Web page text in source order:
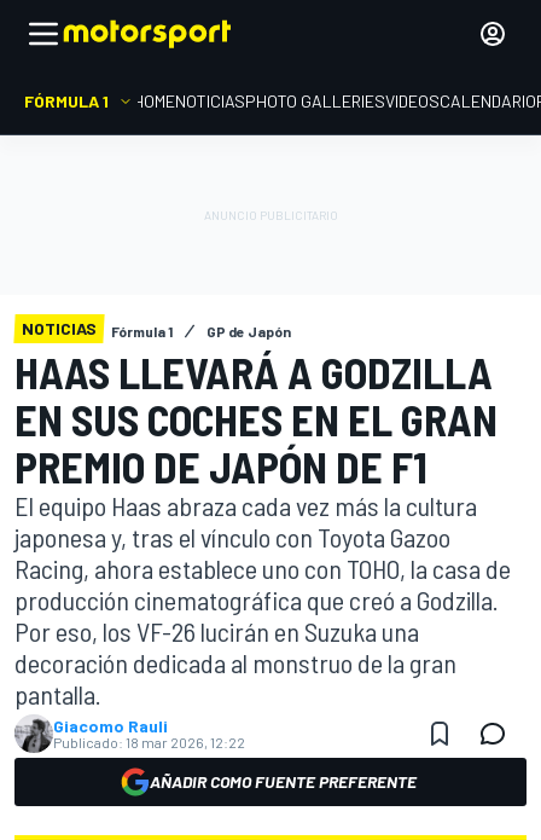
FÓRMULA 1 HOMENOTICIASPHOTO GALLERIESVIDEOSCALENDARIO
NOTICIAS Fórmula 1 GP de Japón
HAAS LLEVARÁ A GODZILLA
EN SUS COCHES EN EL GRAN
PREMIO DE JAPÓN DE F1
El equipo Haas abraza cada vez más la cultura
japonesa y, tras el vínculo con Toyota Gazoo
Racing, ahora establece uno con TOHO, la casa de
producción cinematográfica que creó a Godzilla.
Por eso, los VF-26 lucirán en Suzuka una
decoración dedicada al monstruo de la gran
pantalla.
Giacomo Rauli
Publicado: 18 mar 2026, 12:22
AÑADIR COMO FUENTE PREFERENTE